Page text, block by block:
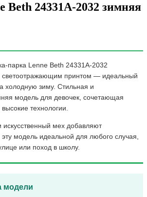
Beth 24331A-2032 зимняя
парка Lenne Beth 24331A-2032
светоотражающим принтом — идеальный
холодную зиму. Стильная и
модель для девочек, сочетающая
технологии.
искусственный мех добавляют
модель идеальной для любого случая,
или поход в школу.
модели